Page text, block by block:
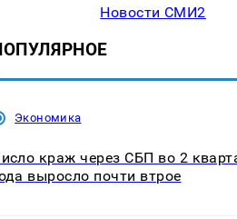
Новости СМИ2
Экономика
краж через СБП во 2
выросло почти втрое